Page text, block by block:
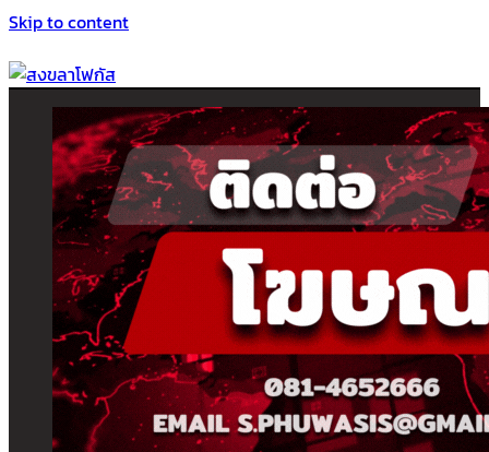
Skip to content
สงขลาโฟกัส
ติดตามข่าวสาร ภาคใต้ หาดใหญ่และสงขลา จากสำนักข่าวโฟกัส